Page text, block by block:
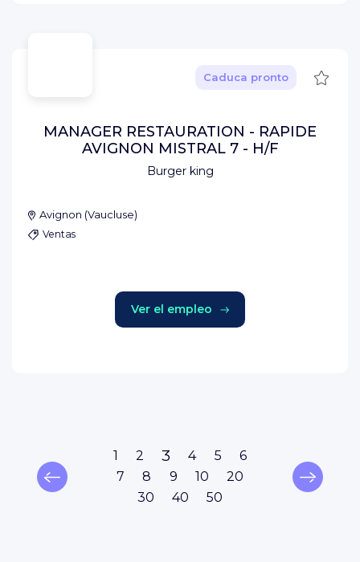
Burger king
Caduca pronto
MANAGER RESTAURATION - RAPIDE
AVIGNON MISTRAL 7 - H/F
Avignon (Vaucluse)
Ventas
Ver el empleo
1 2 3 4 5
6
7
8 9 10
20
30
40 50